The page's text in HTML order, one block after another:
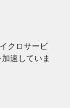
クロサービ
速していま